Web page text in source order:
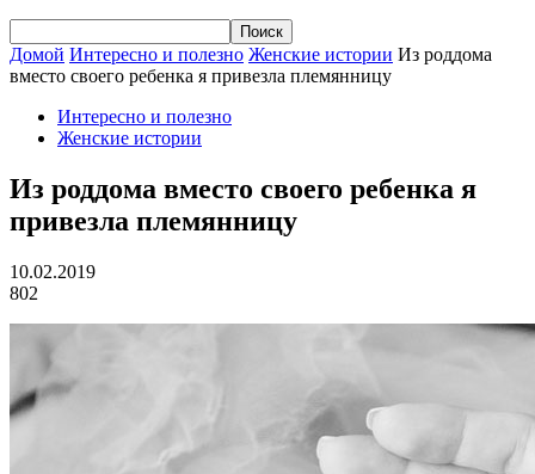
Домой Интересно и полезно Женские истории Из роддома
вместо своего ребенка я привезла племянницу
Интересно и полезно
Женские истории
Из роддома вместо своего ребенка я
привезла племянницу
10.02.2019
802